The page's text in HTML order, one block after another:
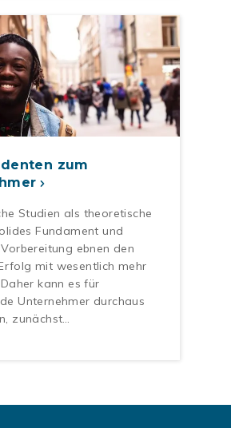
zum
Studien als theoretische
Fundament und
ebnen den
mit wesentlich mehr
kann es für
Unternehmer durchaus
zunächst…